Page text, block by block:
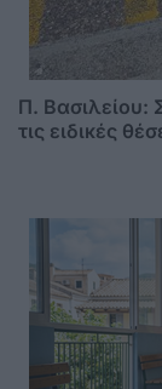
Π. Βασιλείου:
τις ειδικές